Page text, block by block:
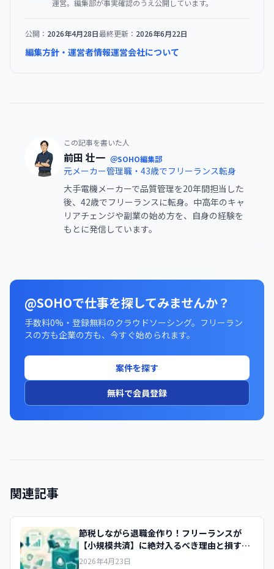
運営。編集部が事実確認のうえ公開しています。
公開： 2026年4月28日最終更新： 2026年6月22日
編集方針・運営者情報運営会社について
この記事を書いた人
前田 壮一 ＠SOHO編集部
元メーカー管理職・43歳でフリーランス転身
大手電機メーカーで品質管理を20年間担当した
後、42歳でフリーランスに転身。中高年のキャ
リアチェンジや副業の始め方を、自身の経験を
もとに発信しています。
@SOHOで仕事を探してみませんか？
手数料0%・登録無料のクラウドソーシング。フリーラン
スの方も企業の方も、今すぐ始められます。
案件を探す
無料で会員登録
関連記事
節税しながら退職金作り！フリーランスが
【小規模共済】に絶対入るべき理由と損する
条件
2026年4月23日